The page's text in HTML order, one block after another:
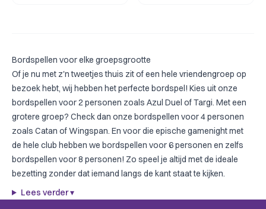
Bordspellen voor elke groepsgrootte
Of je nu met z'n tweetjes thuis zit of een hele vriendengroep op
bezoek hebt, wij hebben het perfecte bordspel! Kies uit onze
bordspellen voor 2 personen zoals Azul Duel ofTargi. Met een
grotere groep? Check dan onze bordspellen voor 4 personen
zoals Catan ofWingspan. En voor die epische gamenight met
de hele club hebben we bordspellen voor 6 personen en zelfs
bordspellen voor 8 personen! Zo speel je altijd met de ideale
bezetting zonder dat iemand langs de kant staat te kijken.
Lees verder▾